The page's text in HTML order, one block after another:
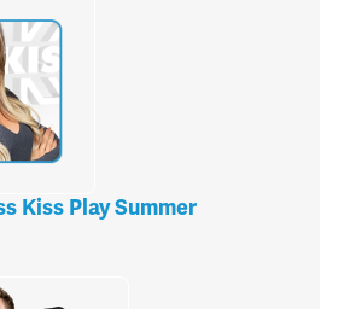
Kiss Play Summer